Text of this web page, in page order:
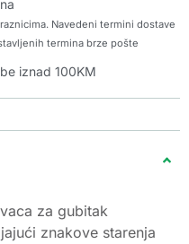
Navedeni termini dostave
termina brze pošte
iznad 100KM
za gubitak
znakove starenja